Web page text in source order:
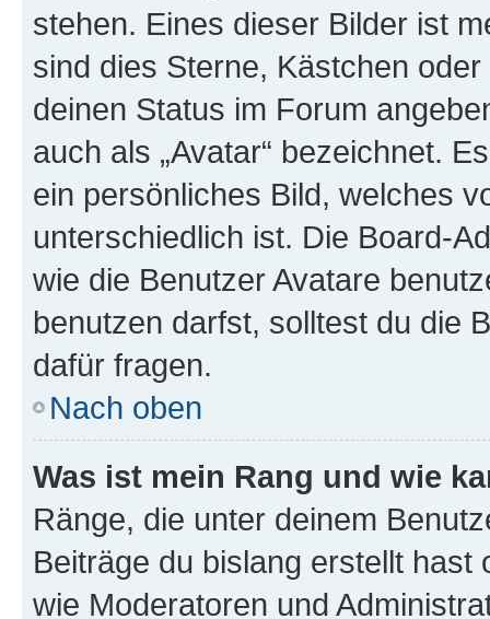
stehen. Eines dieser Bilder ist
sind dies Sterne, Kästchen
deinen Status im Forum
auch als „Avatar“ bezeichnet.
ein persönliches Bild, welches
unterschiedlich ist. Die Board-
wie die Benutzer Avatare
benutzen darfst, solltest du die
dafür fragen.
Nach oben
Was ist mein Rang und wie
Ränge, die unter deinem
Beiträge du bislang erstellt
wie Moderatoren und